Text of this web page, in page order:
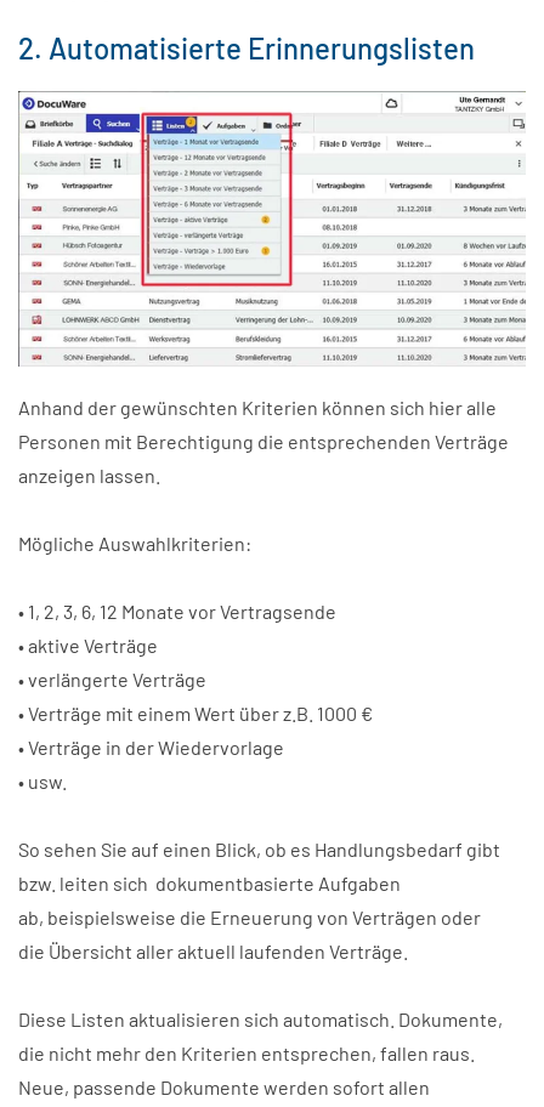
2. Automatisierte Erinnerungslisten
Anhand der gewünschten Kriterien können sich hier alle
Personen mit Berechtigung die entsprechenden Verträge
anzeigen lassen.
Mögliche Auswahlkriterien:
• 1, 2, 3, 6, 12 Monate vor Vertragsende
• aktive Verträge
• verlängerte Verträge
• Verträge mit einem Wert über z.B. 1000 €
• Verträge in der Wiedervorlage
• usw.
So sehen Sie auf einen Blick, ob es Handlungsbedarf gibt
bzw. leiten sich dokumentbasierte Aufgaben
ab, beispielsweise die Erneuerung von Verträgen oder
die Übersicht aller aktuell laufenden Verträge.
Diese Listen aktualisieren sich automatisch. Dokumente,
die nicht mehr den Kriterien entsprechen, fallen raus.
Neue, passende Dokumente werden sofort allen